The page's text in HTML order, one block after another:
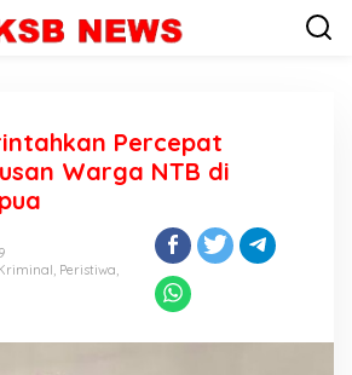
Percepat
Warga NTB di
, Peristiwa,